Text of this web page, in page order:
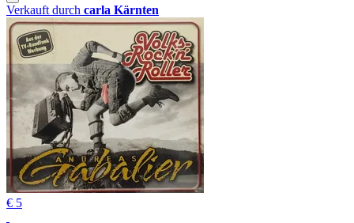
Verkauft durch carla Kärnten
€ 5